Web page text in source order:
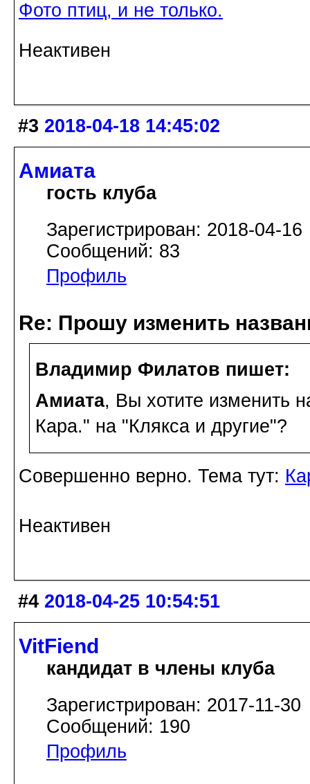
Фото птиц, и не только.
Неактивен
#3 2018-04-18 14:45:02
Амиата
гость клуба
Зарегистрирован: 2018-04-16
Сообщений: 83
Профиль
Re: Прошу изменить
Владимир Филатов пишет:
Амиата, Вы хотите изменить
Кара." на "Клякса и другие"?
Совершенно верно. Тема тут:
Неактивен
#4 2018-04-25 10:54:51
VitFiend
кандидат в члены клуба
Зарегистрирован: 2017-11-30
Сообщений: 190
Профиль